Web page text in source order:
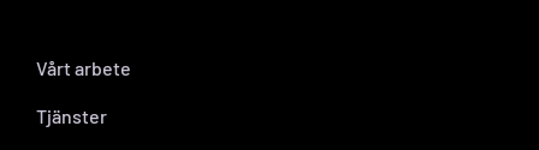
Vårt arbete
Tjänster